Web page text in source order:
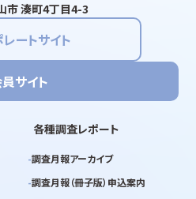
市 湊町4丁目4-3
ートサイト
サイト
各種調査レポート
調査月報アーカイブ
調査月報（冊子版）申込案内